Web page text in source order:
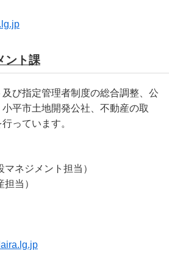
ント課
び指定管理者制度の総合調整、公
平市土地開発公社、不動産の取
っています。
ネジメント担当）
当）